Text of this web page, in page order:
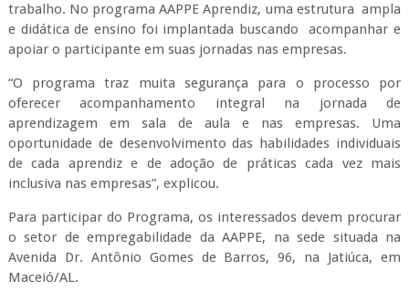
trabalho. No programa AAPPE Aprendiz, uma estrutura ampla
e didática de ensino foi implantada buscando acompanhar e
apoiar o participante em suas jornadas nas empresas.
“O programa traz muita segurança para o processo por
oferecer acompanhamento integral na jornada de
aprendizagem em sala de aula e nas empresas. Uma
oportunidade de desenvolvimento das habilidades individuais
de cada aprendiz e de adoção de práticas cada vez mais
inclusiva nas empresas”, explicou.
Para participar do Programa, os interessados devem procurar
o setor de empregabilidade da AAPPE, na sede situada na
Avenida Dr. Antônio Gomes de Barros, 96, na Jatiúca, em
Maceió/AL.